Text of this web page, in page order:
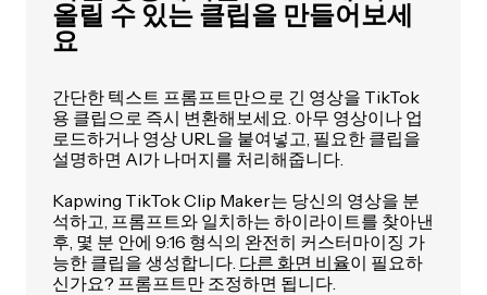
올릴 수 있는 클립을 만들어보세
요
간단한 텍스트 프롬프트만으로 긴 영상을 TikTok
용 클립으로 즉시 변환해보세요. 아무 영상이나 업
로드하거나 영상 URL을 붙여넣고, 필요한 클립을
설명하면 AI가 나머지를 처리해줍니다.
Kapwing TikTok Clip Maker는 당신의 영상을 분
석하고, 프롬프트와 일치하는 하이라이트를 찾아낸
후, 몇 분 안에 9:16 형식의 완전히 커스터마이징 가
능한 클립을 생성합니다. 다른 화면 비율이 필요하
신가요? 프롬프트만 조정하면 됩니다.